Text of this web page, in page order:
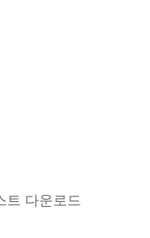
트 다운로드